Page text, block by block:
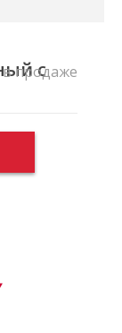
с
продаже